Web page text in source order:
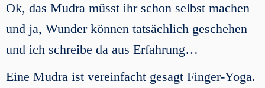
Ok, das Mudra müsst ihr schon selbst machen
und ja, Wunder können tatsächlich geschehen
und ich schreibe da aus Erfahrung…
Eine Mudra ist vereinfacht gesagt Finger-Yoga.